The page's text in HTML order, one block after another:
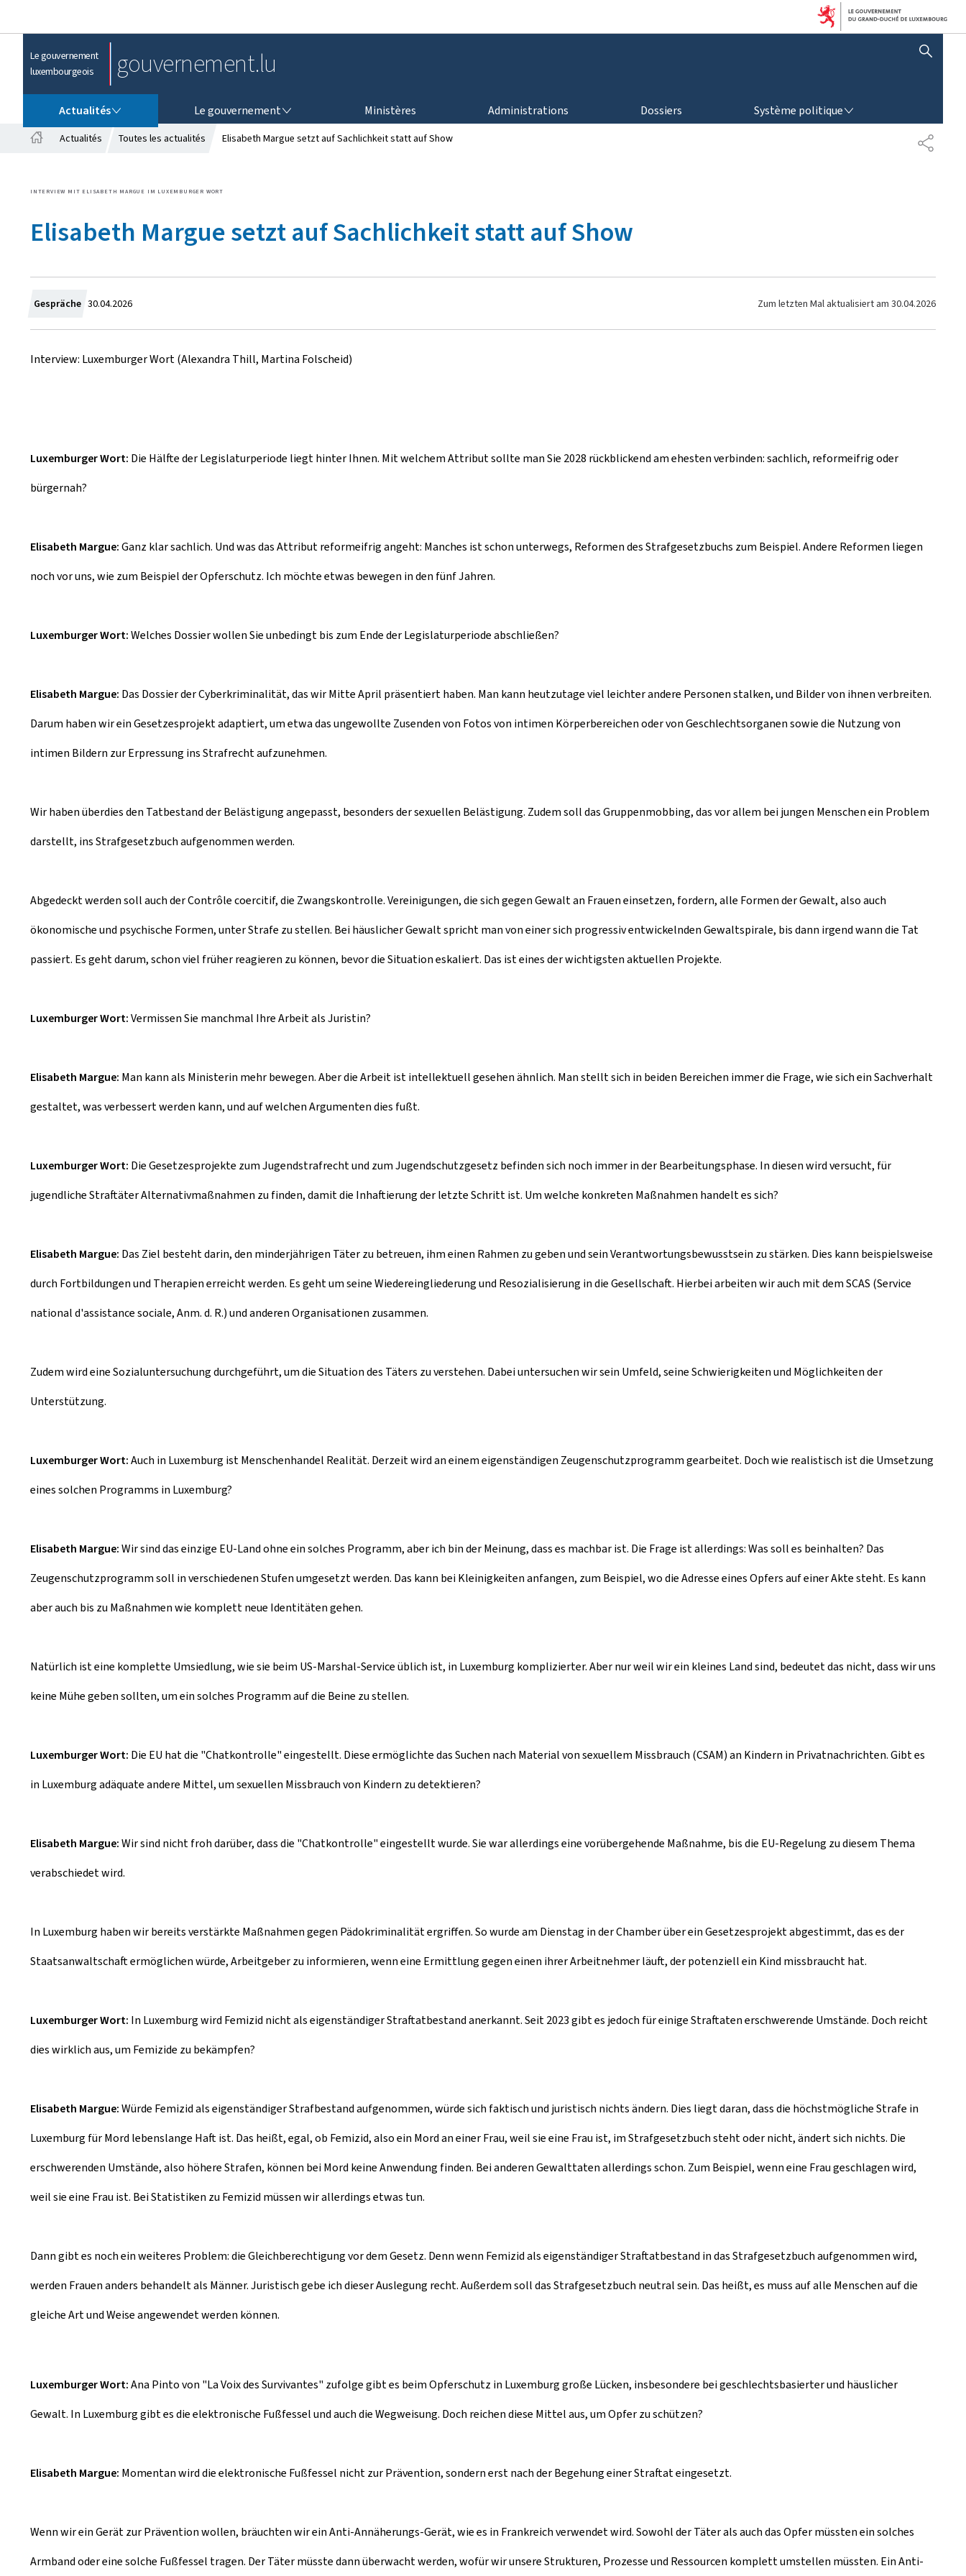
Le gouvernement
luxembourgeois
gouvernement.lu AFFICHER / MASQUER LA RECHERCHE
Actualités Le gouvernement Ministères Administrations Dossiers Système politique
T
E
u
Actualités Toutes les actualités Elisabeth Margue setzt auf Sachlichkeit statt auf Show
Elisabeth Margue setzt auf Sachlichkeit statt auf Show
INTERVIEW MIT ELISABETH MARGUE IM LUXEMBURGER WORT
Gespräche C
r
é
30.04.2026 Zum letzten Mal aktualisiert am 30.04.2026
Interview: Luxemburger Wort (Alexandra Thill, Martina Folscheid)
Luxemburger Wort: Die Hälfte der Legislaturperiode liegt hinter Ihnen. Mit welchem Attribut sollte man Sie 2028 rückblickend am ehesten verbinden: sachlich, reformeifrig oder
bürgernah?
Elisabeth Margue:Ganz klar sachlich. Und was das Attribut reformeifrig angeht: Manches ist schon unterwegs, Reformen des Strafgesetzbuchs zum Beispiel. Andere Reformen liegen
noch vor uns, wie zum Beispiel der Opferschutz. Ich möchte etwas bewegen in den fünf Jahren.
Luxemburger Wort:Welches Dossier wollen Sie unbedingt bis zum Ende der Legislaturperiode abschließen?
Elisabeth Margue: Das Dossier der Cyberkriminalität, das wir Mitte April präsentiert haben. Man kann heutzutage viel leichter andere Personen stalken, und Bilder von ihnen verbreiten.
Darum haben wir ein Gesetzesprojekt adaptiert, um etwa das ungewollte Zusenden von Fotos von intimen Körperbereichen oder von Geschlechtsorganen sowie die Nutzung von
intimen Bildern zur Erpressung ins Strafrecht aufzunehmen.
Wir haben überdies den Tatbestand der Belästigung angepasst, besonders der sexuellen Belästigung. Zudem soll das Gruppenmobbing, das vor allem bei jungen Menschen ein Problem
darstellt, ins Strafgesetzbuch aufgenommen werden.
Abgedeckt werden soll auch der Contrôle coercitif, die Zwangskontrolle. Vereinigungen, die sich gegen Gewalt an Frauen einsetzen, fordern, alle Formen der Gewalt, also auch
ökonomische und psychische Formen, unter Strafe zu stellen. Bei häuslicher Gewalt spricht man von einer sich progressiv entwickelnden Gewaltspirale, bis dann irgend wann die Tat
passiert. Es geht darum, schon viel früher reagieren zu können, bevor die Situation eskaliert. Das ist eines der wichtigsten aktuellen Projekte.
Luxemburger Wort:Vermissen Sie manchmal Ihre Arbeit als Juristin?
Elisabeth Margue: Man kann als Ministerin mehr bewegen. Aber die Arbeit ist intellektuell gesehen ähnlich. Man stellt sich in beiden Bereichen immer die Frage, wie sich ein Sachverhalt
gestaltet, was verbessert werden kann, und auf welchen Argumenten dies fußt.
Luxemburger Wort: Die Gesetzesprojekte zum Jugendstrafrecht und zum Jugendschutzgesetz befinden sich noch immer in der Bearbeitungsphase. In diesen wird versucht, für
jugendliche Straftäter Alternativmaßnahmen zu finden, damit die Inhaftierung der letzte Schritt ist. Um welche konkreten Maßnahmen handelt es sich?
Elisabeth Margue: Das Ziel besteht darin, den minderjährigen Täter zu betreuen, ihm einen Rahmen zu geben und sein Verantwortungsbewusstsein zu stärken. Dies kann beispielsweise
durch Fortbildungen und Therapien erreicht werden. Es geht um seine Wiedereingliederung und Resozialisierung in die Gesellschaft. Hierbei arbeiten wir auch mit dem SCAS (Service
national d'assistance sociale, Anm. d. R.) und anderen Organisationen zusammen.
Zudem wird eine Sozialuntersuchung durchgeführt, um die Situation des Täters zu verstehen. Dabei untersuchen wir sein Umfeld, seine Schwierigkeiten und Möglichkeiten der
Unterstützung.
Luxemburger Wort:Auch in Luxemburg ist Menschenhandel Realität. Derzeit wird an einem eigenständigen Zeugenschutzprogramm gearbeitet. Doch wie realistisch ist die Umsetzung
eines solchen Programms in Luxemburg?
Elisabeth Margue:Wir sind das einzige EU-Land ohne ein solches Programm, aber ich bin der Meinung, dass es machbar ist. Die Frage ist allerdings: Was soll es beinhalten? Das
Zeugenschutzprogramm soll in verschiedenen Stufen umgesetzt werden. Das kann bei Kleinigkeiten anfangen, zum Beispiel, wo die Adresse eines Opfers auf einer Akte steht. Es kann
aber auch bis zu Maßnahmen wie komplett neue Identitäten gehen.
Natürlich ist eine komplette Umsiedlung, wie sie beim US-Marshal-Service üblich ist, in Luxemburg komplizierter. Aber nur weil wir ein kleines Land sind, bedeutet das nicht, dass wir uns
keine Mühe geben sollten, um ein solches Programm auf die Beine zu stellen.
Luxemburger Wort: Die EU hat die "Chatkontrolle" eingestellt. Diese ermöglichte das Suchen nach Material von sexuellem Missbrauch (CSAM) an Kindern in Privatnachrichten. Gibt es
in Luxemburg adäquate andere Mittel, um sexuellen Missbrauch von Kindern zu detektieren?
Elisabeth Margue:Wir sind nicht froh darüber, dass die "Chatkontrolle" eingestellt wurde. Sie war allerdings eine vorübergehende Maßnahme, bis die EU-Regelung zu diesem Thema
verabschiedet wird.
In Luxemburg haben wir bereits verstärkte Maßnahmen gegen Pädokriminalität ergriffen. So wurde am Dienstag in der Chamber über ein Gesetzesprojekt abgestimmt, das es der
Staatsanwaltschaft ermöglichen würde, Arbeitgeber zu informieren, wenn eine Ermittlung gegen einen ihrer Arbeitnehmer läuft, der potenziell ein Kind missbraucht hat.
Luxemburger Wort: In Luxemburg wird Femizid nicht als eigenständiger Straftatbestand anerkannt. Seit 2023 gibt es jedoch für einige Straftaten erschwerende Umstände. Doch reicht
dies wirklich aus, um Femizide zu bekämpfen?
Elisabeth Margue:Würde Femizid als eigenständiger Strafbestand aufgenommen, würde sich faktisch und juristisch nichts ändern. Dies liegt daran, dass die höchstmögliche Strafe in
Luxemburg für Mord lebenslange Haft ist. Das heißt, egal, ob Femizid, also ein Mord an einer Frau, weil sie eine Frau ist, im Strafgesetzbuch steht oder nicht, ändert sich nichts. Die
erschwerenden Umstände, also höhere Strafen, können bei Mord keine Anwendung finden. Bei anderen Gewalttaten allerdings schon. Zum Beispiel, wenn eine Frau geschlagen wird,
weil sie eine Frau ist. Bei Statistiken zu Femizid müssen wir allerdings etwas tun.
Dann gibt es noch ein weiteres Problem: die Gleichberechtigung vor dem Gesetz. Denn wenn Femizid als eigenständiger Straftatbestand in das Strafgesetzbuch aufgenommen wird,
werden Frauen anders behandelt als Männer. Juristisch gebe ich dieser Auslegung recht. Außerdem soll das Strafgesetzbuch neutral sein. Das heißt, es muss auf alle Menschen auf die
gleiche Art und Weise angewendet werden können.
Luxemburger Wort:Ana Pinto von "La Voix des Survivantes" zufolge gibt es beim Opferschutz in Luxemburg große Lücken, insbesondere bei geschlechtsbasierter und häuslicher
Gewalt. In Luxemburg gibt es die elektronische Fußfessel und auch die Wegweisung. Doch reichen diese Mittel aus, um Opfer zu schützen?
Elisabeth Margue: Momentan wird die elektronische Fußfessel nicht zur Prävention, sondern erst nach der Begehung einer Straftat eingesetzt.
Wenn wir ein Gerät zur Prävention wollen, bräuchten wir ein Anti-Annäherungs-Gerät, wie es in Frankreich verwendet wird. Sowohl der Täter als auch das Opfer müssten ein solches
Armband oder eine solche Fußfessel tragen. Der Täter müsste dann überwacht werden, wofür wir unsere Strukturen, Prozesse und Ressourcen komplett umstellen müssten. Ein Anti-